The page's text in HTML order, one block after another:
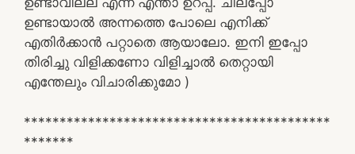
ഉണ്ടായാൽ അന്നത്തെ പോലെ എനിക്ക്
എതിർക്കാൻ പറ്റാതെ ആയാലോ. ഇനി ഇപ്പോ
തിരിച്ചു വിളിക്കണോ വിളിച്ചാൽ തെറ്റായി
എന്തേലും വിചാരിക്കുമോ )
*******************************************
*******